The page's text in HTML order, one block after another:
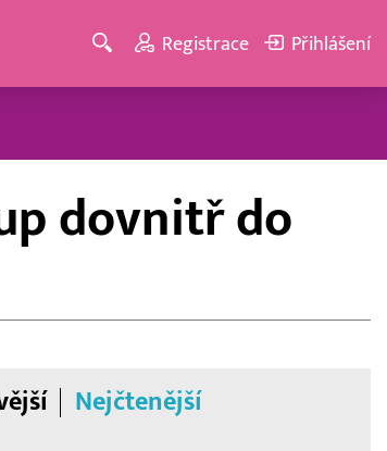
Registrace Přihlášení
dovnitř do
Nejčtenější